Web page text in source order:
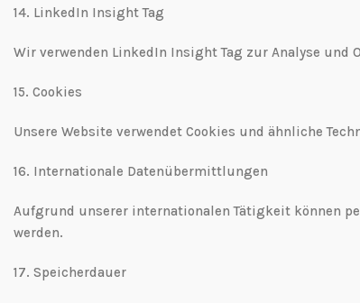
14.⁠ ⁠LinkedIn Insight Tag
Wir verwenden LinkedIn Insight Tag zur Analyse
15.⁠ ⁠Cookies
Unsere Website verwendet Cookies und ähnliche
16.⁠ ⁠Internationale Datenübermittlungen
Aufgrund unserer internationalen Tätigkeit können
werden.
17.⁠ ⁠Speicherdauer